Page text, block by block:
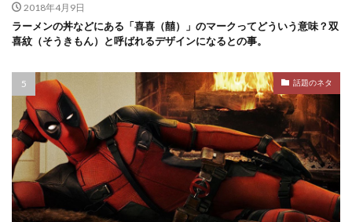
2018年4月9日
ラーメンの丼などにある「喜喜（囍）」のマークってどういう意味？双
喜紋（そうきもん）と呼ばれるデザインになるとの事。
話題のネタ